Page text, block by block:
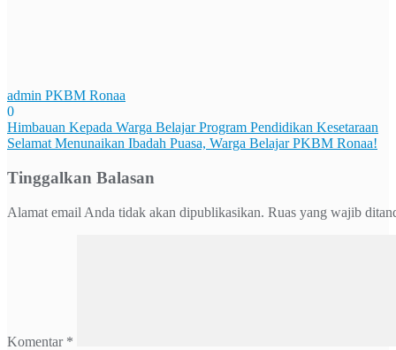
admin PKBM Ronaa
0
Navigasi
pos
Himbauan Kepada Warga Belajar Program Pendidikan Kesetaraan
Selamat Menunaikan Ibadah Puasa, Warga Belajar PKBM Ronaa!
Tinggalkan Balasan
Alamat email Anda tidak akan dipublikasikan. Ruas yang wajib
Komentar *